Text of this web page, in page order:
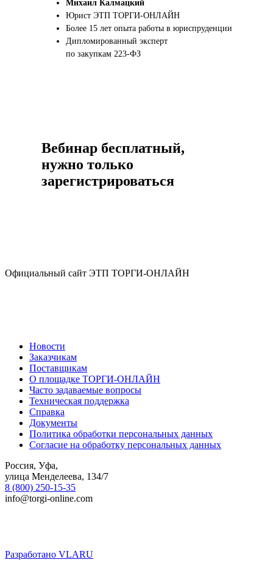
Михаил Калмацкий
Юрист ЭТП ТОРГИ-ОНЛАЙН
Более 15 лет опыта работы в юриспруденции
Дипломированный эксперт
по закупкам 223-ФЗ
Вебинар бесплатный,
нужно только
зарегистрироваться
Официальный сайт ЭТП ТОРГИ-ОНЛАЙН
Новости
Заказчикам
Поставщикам
О площадке ТОРГИ-ОНЛАЙН
Часто задаваемые вопросы
Техническая поддержка
Справка
Документы
Политика обработки персональных данных
Согласие на обработку персональных данных
Россия, Уфа,
улица Менделеева, 134/7
8 (800) 250-15-35
info@torgi-online.com
Разработано VLARU